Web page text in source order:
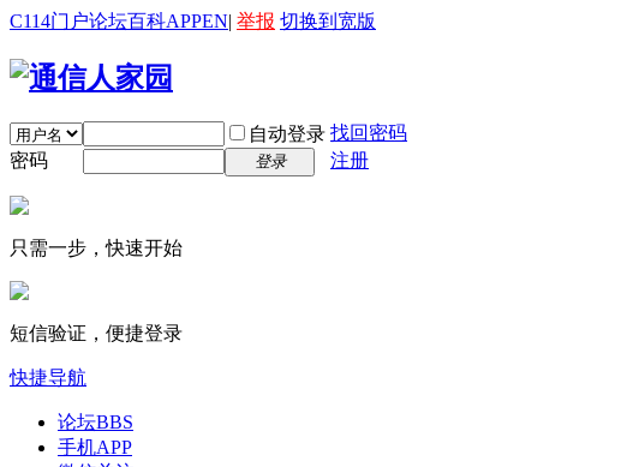
C114门户论坛百科APPEN| 举报 切换到宽版
自动登录 找回密码
密码
登录 注册
只需一步，快速开始
短信验证，便捷登录
快捷导航
论坛BBS
手机APP